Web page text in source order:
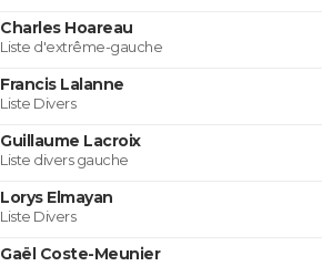
Charles Hoareau
Liste d'extrême-gauche
Francis Lalanne
Liste Divers
Guillaume Lacroix
Liste divers gauche
Lorys Elmayan
Liste Divers
Gaël Coste-Meunier